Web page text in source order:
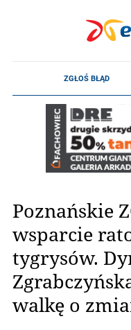
Poznańskie
wsparcie
tygrysów.
walkę o